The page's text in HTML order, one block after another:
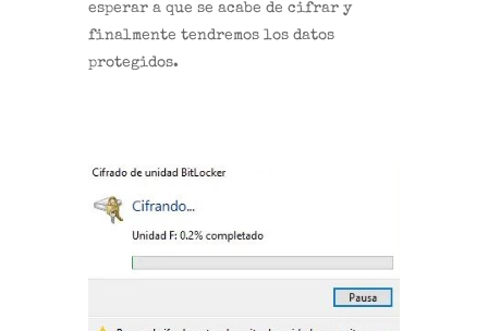
esperar a que se acabe de cifrar y
finalmente tendremos los datos
protegidos.